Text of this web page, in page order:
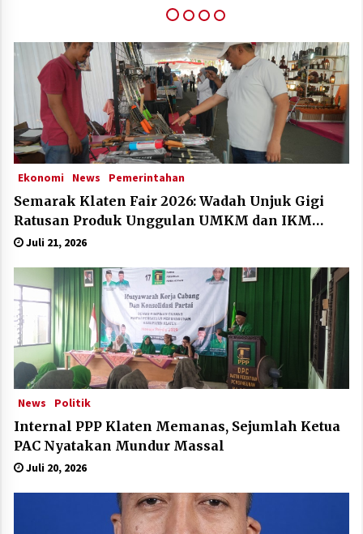
IGA Award 2025
Ekonomi News Pemerintahan
Semarak Klaten Fair 2026: Wadah Unjuk Gigi
Ratusan Produk Unggulan UMKM dan IKM
Lokal
Juli 21, 2026
News Politik
Internal PPP Klaten Memanas, Sejumlah Ketua
PAC Nyatakan Mundur Massal
Juli 20, 2026